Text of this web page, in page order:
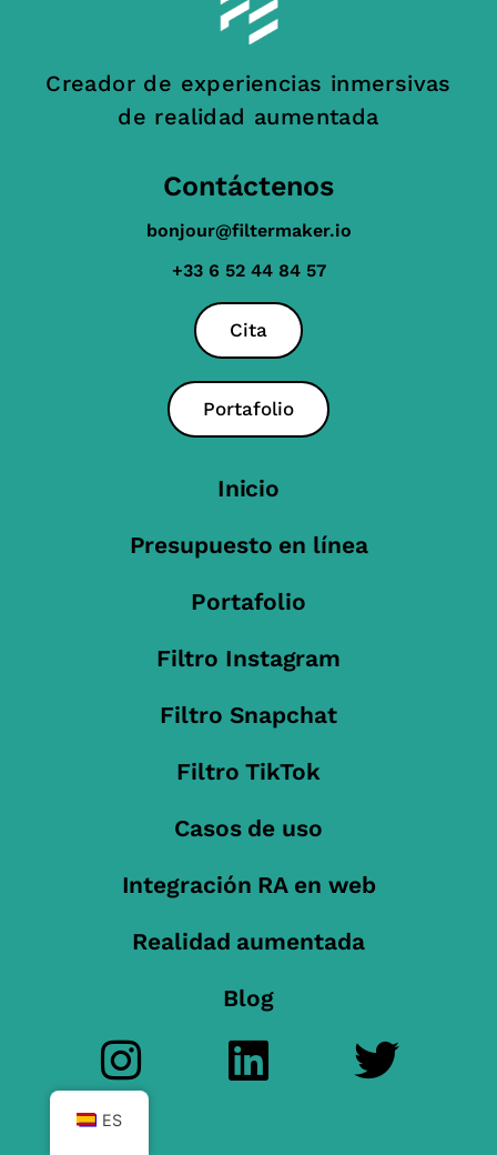
Creador de experiencias inmersivas
de realidad aumentada
Contáctenos
bonjour@filtermaker.io
+33 6 52 44 84 57
Cita
Portafolio
Inicio
Presupuesto en línea
Portafolio
Filtro Instagram
Filtro Snapchat
Filtro TikTok
Casos de uso
Integración RA en web
Realidad aumentada
Blog
ES